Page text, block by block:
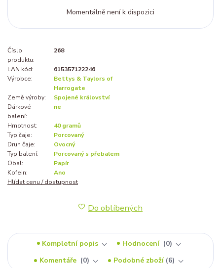
Momentálně není k dispozici
Číslo
produktu:
268
EAN kód:
615357122246
Výrobce:
Bettys & Taylors of
Harrogate
Země výroby:
Spojené království
Dárkové
balení:
ne
Hmotnost:
40 gramů
Typ čaje:
Porcovaný
Druh čaje:
Ovocný
Typ balení:
Porcovaný s přebalem
Obal:
Papír
Kofein:
Ano
Hlídat cenu / dostupnost
Do oblíbených
Kompletní popis Hodnocení
0
Komentáře
0 Podobné zboží 6